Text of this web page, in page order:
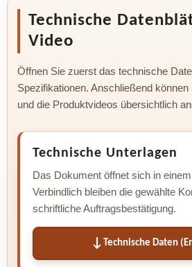
Technische
Video
Öffnen Sie zuerst das technische
Spezifikationen. Anschließend
und die Produktvideos übersichtlich
Technische Unterlagen
Das Dokument öffnet sich in
Verbindlich bleiben die gewählte
schriftliche Auftragsbestätigung.
Technische Daten